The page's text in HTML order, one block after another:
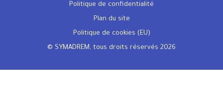
Politique de confidentialité
Plan du site
Politique de cookies (EU)
© SYMADREM, tous droits réservés 2026